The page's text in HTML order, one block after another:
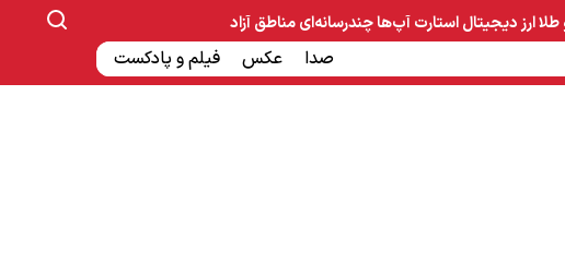
صنایع غذایی و دارویی ساخت و ساز بانک و بیمه
طلاارز دیجیتالاستارت آپ‌هاچندرسانه‌ای
صدا عکس فیلم و پادکست
مناطق آزاد